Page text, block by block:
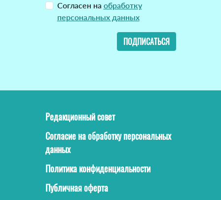
Согласен на обработку
персональных данных
ПОДПИСАТЬСЯ
Редакционный совет
Согласие на обработку персональных
данных
Политика конфиденциальности
Публичная оферта